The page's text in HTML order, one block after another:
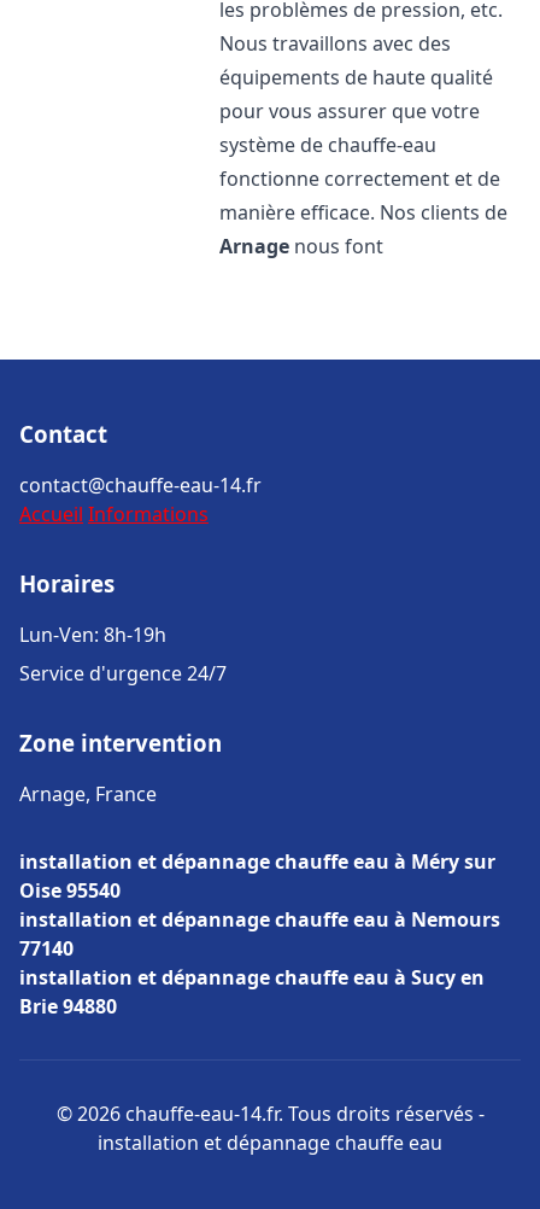
les problèmes de pression, etc.
Nous travaillons avec des
équipements de haute qualité
pour vous assurer que votre
système de chauffe-eau
fonctionne correctement et de
manière efficace. Nos clients de
Arnage nous font
Contact
contact@chauffe-eau-14.fr
Accueil Informations
Horaires
Lun-Ven: 8h-19h
Service d'urgence 24/7
Zone intervention
Arnage, France
installation et dépannage chauffe eau à Méry sur
Oise 95540
installation et dépannage chauffe eau à Nemours
77140
installation et dépannage chauffe eau à Sucy en
Brie 94880
© 2026 chauffe-eau-14.fr. Tous droits réservés -
installation et dépannage chauffe eau